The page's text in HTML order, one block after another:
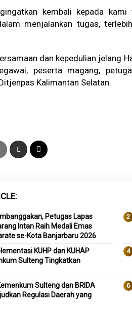
kembali kepada
menjalankan tugas,
dan kepedulian jelang
peserta magang,
Kalimantan Selatan.
Petugas Lapas
Intan Raih Medali Emas
se-Kota Banjarbaru 2026
KUHP dan KUHAP
Sulteng Tingkatkan
Sulteng dan BRIDA
Regulasi Daerah yang